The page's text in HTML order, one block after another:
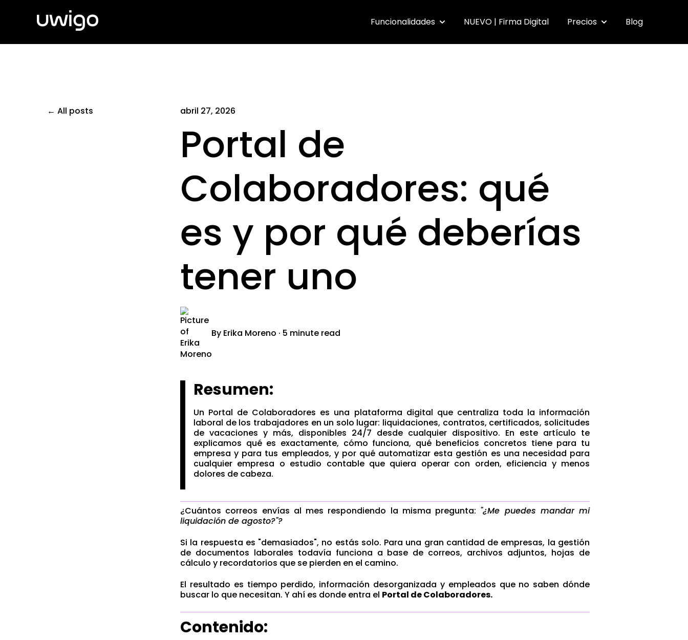
Funcionalidades Show submenu for Funcionalidades
NUEVO | Firma Digital Precios Show submenu for
Blog
All posts abril 27, 2026
Portal de
Colaboradores: qué
es y por qué deberías
tener uno
By Erika Moreno · 5 minute read
Resumen:
Un Portal de Colaboradores es una plataforma digital que centraliza toda la información
laboral de los trabajadores en un solo lugar: liquidaciones, contratos, certificados, solicitudes
de vacaciones y más, disponibles 24/7 desde cualquier dispositivo. En este artículo te
explicamos qué es exactamente, cómo funciona, qué beneficios concretos tiene para tu
empresa y para tus empleados, y por qué automatizar esta gestión es una necesidad para
cualquier empresa o estudio contable que quiera operar con orden, eficiencia y menos
dolores de cabeza.
¿Cuántos correos envías al mes respondiendo la misma pregunta: "¿Me puedes mandar mi
liquidación de agosto?"?
Si la respuesta es "demasiados", no estás solo. Para una gran cantidad de empresas, la gestión
de documentos laborales todavía funciona a base de correos, archivos adjuntos, hojas de
cálculo y recordatorios que se pierden en el camino.
El resultado es tiempo perdido, información desorganizada y empleados que no saben dónde
buscar lo que necesitan. Y ahí es donde entra el Portal de Colaboradores.
Contenido: